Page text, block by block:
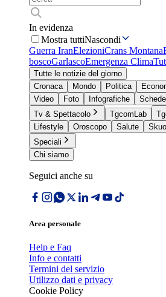
In evidenza
Mostra tuttiNascondi
Guerra IranElezioniCrans Montana
boscoGarlascoEmergenza Clima
Tutte le notizie del giorno
Cronaca
Mondo Politica
Video
Foto Infografiche
Schede
Tv & Spettacolo
TgcomLab
Lifestyle
Oroscopo Salute
Speciali
Chi siamo
Seguici anche su
Area personale
Help e Faq
Info e contatti
Termini del servizio
Utilizzo dati e privacy
Cookie Policy